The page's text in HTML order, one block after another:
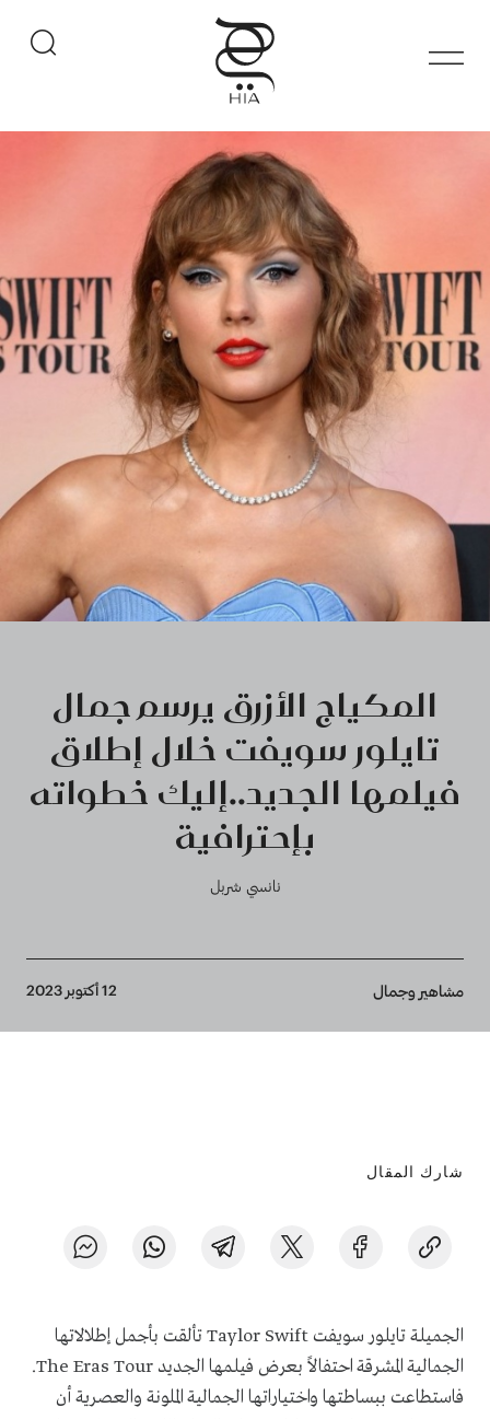
المكياج الأزرق يرسم جمال
تايلور سويفت خلال إطلاق
فيلمها الجديد..إليك خطواته
بإحترافية
نانسي شربل
Breadcrumb
مشاهير وجمال 12 أكتوبر 2023
شارك المقال
الجميلة تايلور سويفت Taylor Swiftتألقت بأجمل إطلالاتها
الجمالية المشرقة احتفالاً بعرض فيلمها الجديد The Eras Tour
.
فاستطاعت ببساطتها واختياراتها الجمالية الملونة والعصرية أن